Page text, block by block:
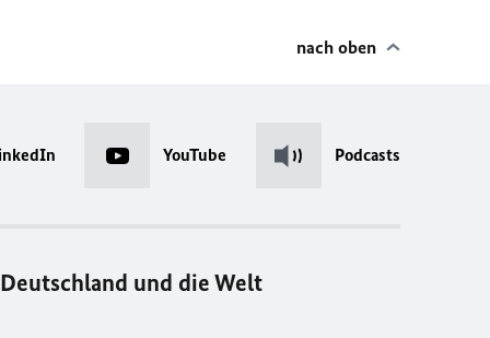
nach oben
YouTube Podcasts
Deutschland und die Welt